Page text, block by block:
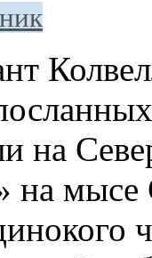
на
на мысе